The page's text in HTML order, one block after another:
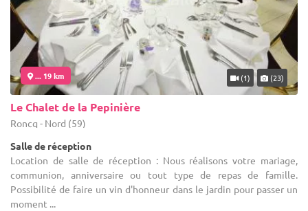
... 19 km (1) (23)
Le Chalet de la Pepinière
Roncq - Nord (59)
Salle de réception
Location de salle de réception : Nous réalisons votre mariage,
communion, anniversaire ou tout type de repas de famille.
Possibilité de faire un vin d'honneur dans le jardin pour passer un
moment ...